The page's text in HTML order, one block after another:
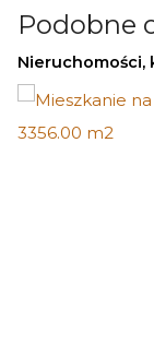
Podobne
Nieruchomości,